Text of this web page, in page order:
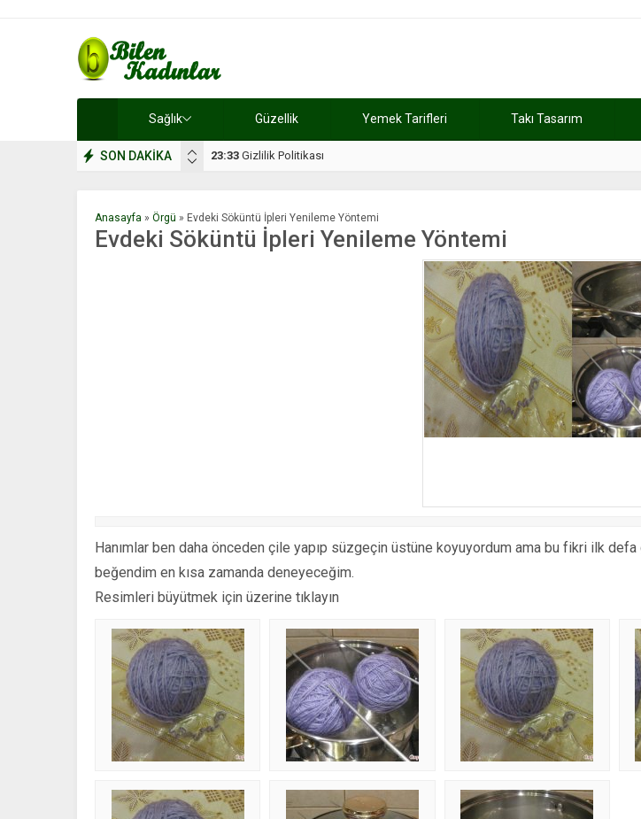
Sağlık Güzellik Yemek Tarifleri Takı Tasarım
SON DAKİKA 17:08 Dilan, düğününe 5 gün kala hayatını kaybetti
Anasayfa » Örgü » Evdeki Söküntü İpleri Yenileme Yöntemi
Evdeki Söküntü İpleri Yenileme Yöntemi
Hanımlar ben daha önceden çile yapıp süzgeçin üstüne koyuyordum ama bu fikri ilk
beğendim en kısa zamanda deneyeceğim.
Resimleri büyütmek için üzerine tıklayın